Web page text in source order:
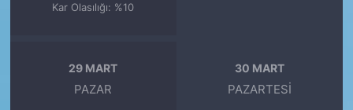
Kar Olasılığı: %10
29 MART
PAZAR
30 MART
PAZARTESI